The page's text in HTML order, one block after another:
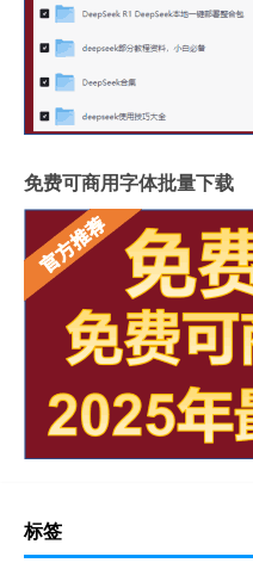
免费可商用字体批量下载
标签